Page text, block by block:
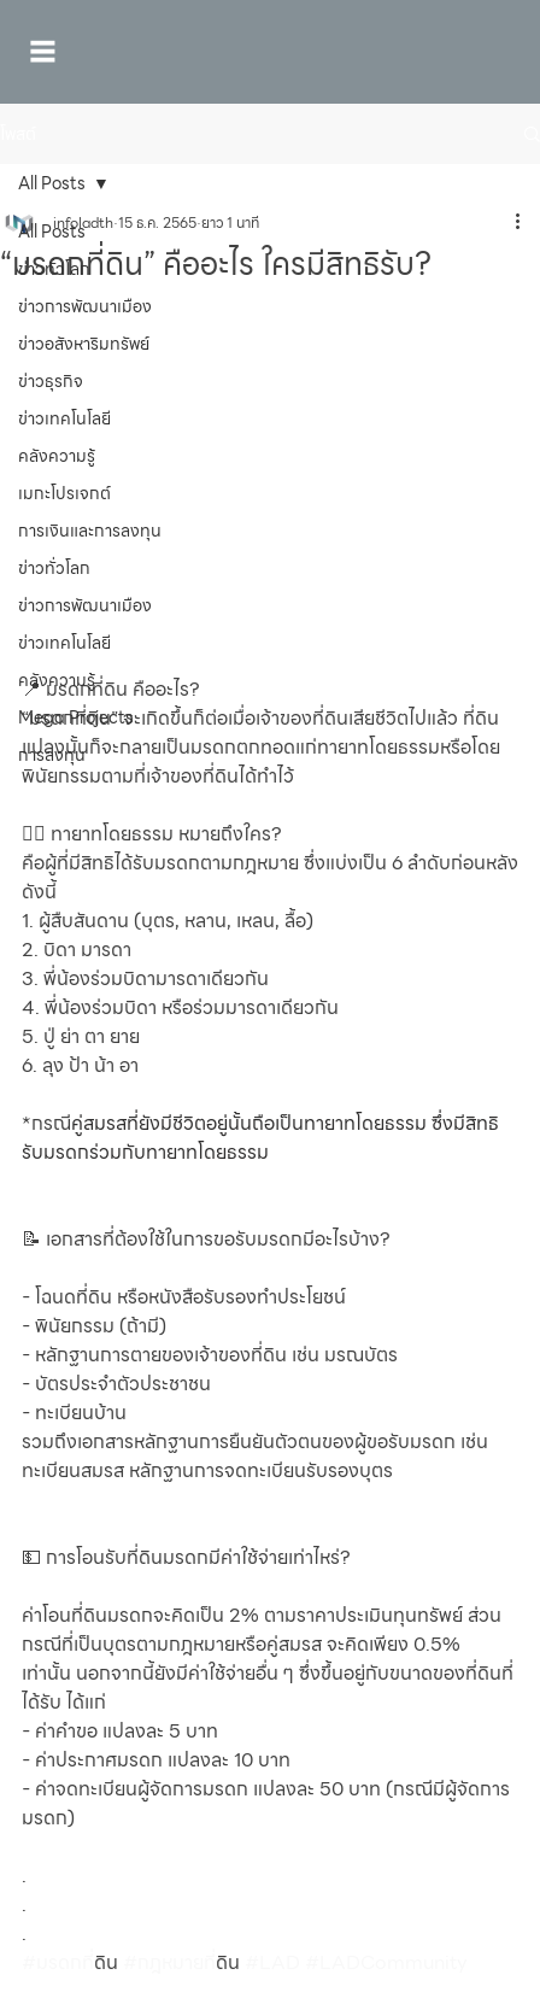
All Posts
ข่าวทั่วโลก
ข่าวการพัฒนาเมือง
ข่าวอสังหาริมทรัพย์
ข่าวธุรกิจ
ข่าวเทคโนโลยี
คลังความรู้
เมกะโปรเจกต์
การเงินและการลงทุน
ข่าวทั่วโลก
ข่าวการพัฒนาเมือง
ข่าวเทคโนโลยี
คลังความรู้
Mega Projects
การลงทุน
All Posts
“มรดกที่ดิน” คืออะไร ใครมีสิทธิรับ?
infoladth 15 ธ.ค. 2565 ยาว 1 นาที
📍 มรดกที่ดิน คืออะไร?
“มรดกที่ดิน” จะเกิดขึ้นก็ต่อเมื่อเจ้าของที่ดินเสียชีวิตไปแล้ว ที่ดิน
แปลงนั้นก็จะกลายเป็นมรดกตกทอดแก่ทายาทโดยธรรมหรือโดย
พินัยกรรมตามที่เจ้าของที่ดินได้ทำไว้
🙋‍♂️ ทายาทโดยธรรม หมายถึงใคร?
คือผู้ที่มีสิทธิได้รับมรดกตามกฎหมาย ซึ่งแบ่งเป็น 6 ลำดับก่อนหลัง
ดังนี้
1. ผู้สืบสันดาน (บุตร, หลาน, เหลน, ลื้อ)
2. บิดา มารดา
3. พี่น้องร่วมบิดามารดาเดียวกัน
4. พี่น้องร่วมบิดา หรือร่วมมารดาเดียวกัน
5. ปู่ ย่า ตา ยาย
6. ลุง ป้า น้า อา
*กรณีคู่สมรสที่ยังมีชีวิตอยู่นั้นถือเป็นทายาทโดยธรรม ซึ่งมีสิทธิ
รับมรดกร่วมกับทายาทโดยธรรม
📝 เอกสารที่ต้องใช้ในการขอรับมรดกมีอะไรบ้าง?
- โฉนดที่ดิน หรือหนังสือรับรองทำประโยชน์
- พินัยกรรม (ถ้ามี)
- หลักฐานการตายของเจ้าของที่ดิน เช่น มรณบัตร
- บัตรประจำตัวประชาชน
- ทะเบียนบ้าน
รวมถึงเอกสารหลักฐานการยืนยันตัวตนของผู้ขอรับมรดก เช่น
ทะเบียนสมรส หลักฐานการจดทะเบียนรับรองบุตร
💵 การโอนรับที่ดินมรดกมีค่าใช้จ่ายเท่าไหร่?
ค่าโอนที่ดินมรดกจะคิดเป็น 2% ตามราคาประเมินทุนทรัพย์ ส่วน
กรณีที่เป็นบุตรตามกฎหมายหรือคู่สมรส จะคิดเพียง 0.5%
เท่านั้น นอกจากนี้ยังมีค่าใช้จ่ายอื่น ๆ ซึ่งขึ้นอยู่กับขนาดของที่ดินที่
ได้รับ ได้แก่
- ค่าคำขอ แปลงละ 5 บาท
- ค่าประกาศมรดก แปลงละ 10 บาท
- ค่าจดทะเบียนผู้จัดการมรดก แปลงละ 50 บาท (กรณีมีผู้จัดการ
มรดก)
.
.
.
ี่ดิน ี่ดิน